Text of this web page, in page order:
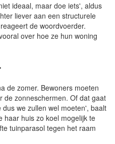
ideaal, maar doe iets', aldus
liever aan een structurele
de woordvoerder.
over hoe ze hun woning
de zomer. Bewoners moeten
de zonneschermen. Of dat gaat
we zullen wel moeten', baalt
haar huis zo koel mogelijk te
tuinparasol tegen het raam